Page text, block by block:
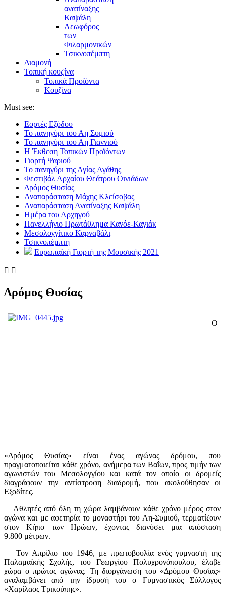
ανατίναξης
Καψάλη
Λεωφόρος
των
Φιλαρμονικών
Τσικνοπέμπτη
Διαμονή
Τοπική κουζίνα
Τοπικά Προϊόντα
Κουζίνα
Must see:
Εορτές Εξόδου
Το πανηγύρι του Αη Συμιού
Το πανηγύρι του Αη Γιαννιού
Η Έκθεση Τοπικών Προϊόντων
Γιορτή Ψαριού
Το πανηγύρι της Αγίας Αγάθης
Φεστιβάλ Αρχαίου Θεάτρου Οινιάδων
Δρόμος Θυσίας
Αναπαράσταση Μάχης Κλείσοβας
Αναπαράσταση Ανατίναξης Καψάλη
Ημέρα του Αρχηγού
Πανελλήνιο Πρωτάθλημα Κανόε-Καγιάκ
Μεσολογγίτικο Καρναβάλι
Τσικνοπέμπτη
Ευρωπαϊκή Γιορτή της Μουσικής 2021
 
Δρόμος Θυσίας
Ο
«Δρόμος Θυσίας» είναι ένας αγώνας δρόμου, που
πραγματοποιείται κάθε χρόνο, ανήμερα των Βαΐων, προς τιμήν των
αγωνιστών του Μεσολογγίου και κατά τον οποίο οι δρομείς
διαγράφουν την αντίστροφη διαδρομή, που ακολούθησαν οι
Εξοδίτες.
Αθλητές από όλη τη χώρα λαμβάνουν κάθε χρόνο μέρος στον
αγώνα και με αφετηρία το μοναστήρι του Αη-Συμιού, τερματίζουν
στον Κήπο των Ηρώων, έχοντας διανύσει μια απόσταση
9.800 μέτρων.
Τον Απρίλιο του 1946, με πρωτοβουλία ενός γυμναστή της
Παλαμαϊκής Σχολής, του Γεωργίου Πολυχρονόπουλου, έλαβε
χώρα ο πρώτος αγώνας. Τη διοργάνωση του «Δρόμου Θυσίας»
αναλαμβάνει από την ίδρυσή του ο Γυμναστικός Σύλλογος
«Χαρίλαος Τρικούπης».